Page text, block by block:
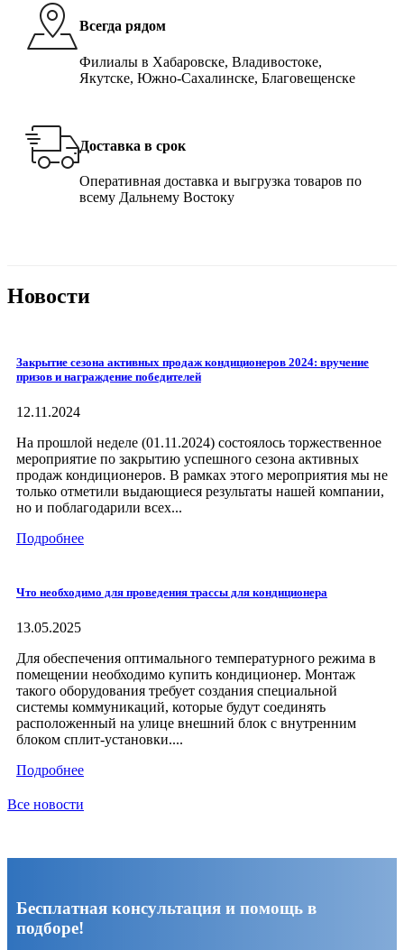
Всегда рядом
Филиалы в Хабаровске, Владивостоке,
Якутске, Южно-Сахалинске, Благовещенске
Доставка в срок
Оперативная доставка и выгрузка товаров по
всему Дальнему Востоку
Новости
Закрытие сезона активных продаж кондиционеров 2024: вручение
призов и награждение победителей
12.11.2024
На прошлой неделе (01.11.2024) состоялось торжественное
мероприятие по закрытию успешного сезона активных
продаж кондиционеров. В рамках этого мероприятия мы не
только отметили выдающиеся результаты нашей компании,
но и поблагодарили всех...
Подробнее
Что необходимо для проведения трассы для кондиционера
13.05.2025
Для обеспечения оптимального температурного режима в
помещении необходимо купить кондиционер. Монтаж
такого оборудования требует создания специальной
системы коммуникаций, которые будут соединять
расположенный на улице внешний блок с внутренним
блоком сплит-установки....
Подробнее
Все новости
Бесплатная консультация и помощь в
подборе!